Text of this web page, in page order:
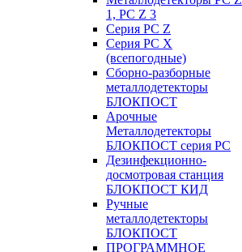
1, PC Z 3
Серия РС Z
Серия РС X
(всепогодные)
Сборно-разборные
металлодетекторы
БЛОКПОСТ
Арочные
Металлодетекторы
БЛОКПОСТ серия РС
Дезинфекционно-
досмотровая станция
БЛОКПОСТ КИД
Ручные
металлодетекторы
БЛОКПОСТ
ПРОГРАММНОЕ